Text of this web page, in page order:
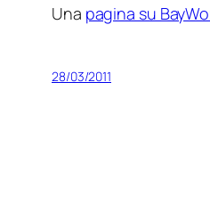
Una pagina su
28/03/2011